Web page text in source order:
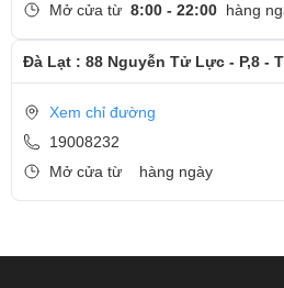
Mở cửa từ 8:00 - 22:00 hàng
Đà Lạt : 88 Nguyễn Tử Lực - P,8 -
Xem chỉ đường
19008232
Mở cửa từ
hàng ngày